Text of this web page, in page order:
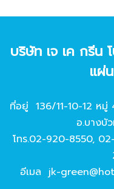
บริษัท เจ เค กรีน
แผ่
ที่อยู่ 136/11-10-12 ห
อ.บางบั
โทร.02-920-8550,
อีเมล jk-